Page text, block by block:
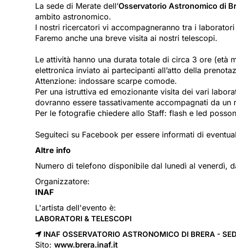
La sede di Merate dell’Osservatorio Astronomico di
ambito astronomico.
I nostri ricercatori vi accompagneranno tra i
Faremo anche una breve visita ai nostri telescopi.
Le attività hanno una durata totale di circa 3 ore (età
elettronica inviato ai partecipanti all’atto della
Attenzione: indossare scarpe comode.
Per una istruttiva ed emozionante visita dei vari
dovranno essere tassativamente accompagnati da
Per le fotografie chiedere allo Staff: flash e led
Seguiteci su Facebook per essere informati di
Altre info
Numero di telefono disponibile dal lunedì al venerdì,
Organizzatore:
INAF
L'artista dell'evento è:
LABORATORI & TELESCOPI
INAF OSSERVATORIO ASTRONOMICO DI BRERA -
Sito: www.brera.inaf.it